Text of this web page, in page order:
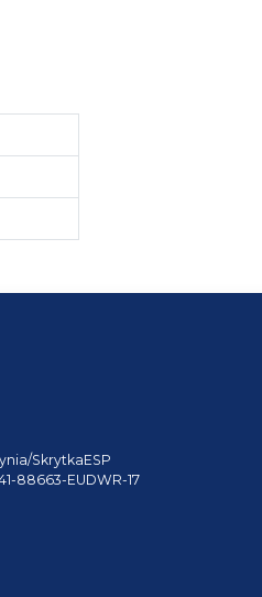
SkrytkaESP
88663-EUDWR-17